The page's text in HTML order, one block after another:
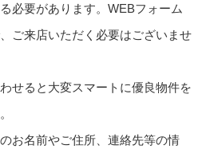
必要があります。WEBフォーム
ご来店いただく必要はございませ
せると大変スマートに優良物件を
お名前やご住所、連絡先等の情